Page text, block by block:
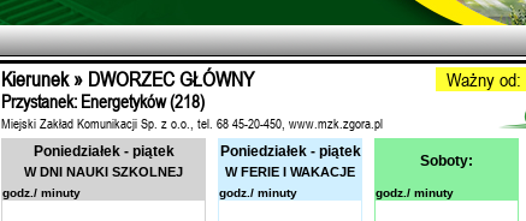
Kierunek » DWORZEC GŁÓWNY Ważny od:
Przystanek: Energetyków (218)
Miejski Zakład Komunikacji Sp. z o.o., tel. 68 45-20-450, www.mzk.zgora.pl
Poniedziałek - piątek
W DNI NAUKI SZKOLNEJ
Poniedziałek - piątek
W FERIE I WAKACJE
Soboty:
godz./ minuty godz./ minuty godz./ minuty